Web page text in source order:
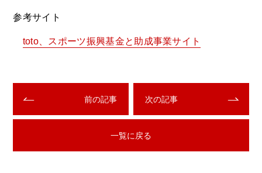
参考サイト
toto、スポーツ振興基金と助成事業サイト
前の記事
一覧に戻る
次の記事